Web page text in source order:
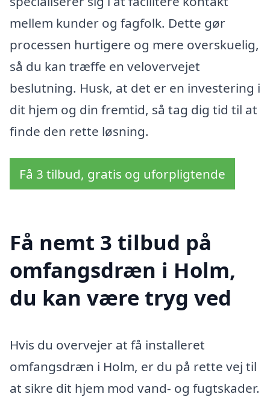
mellem kunder og fagfolk. Dette gør
processen hurtigere og mere overskuelig,
så du kan træffe en velovervejet
beslutning. Husk, at det er en investering i
dit hjem og din fremtid, så tag dig tid til at
finde den rette løsning.
Få 3 tilbud, gratis og uforpligtende
Få nemt 3 tilbud på
omfangsdræn i Holm,
du kan være tryg ved
Hvis du overvejer at få installeret
omfangsdræn i Holm, er du på rette vej til
at sikre dit hjem mod vand- og fugtskader.